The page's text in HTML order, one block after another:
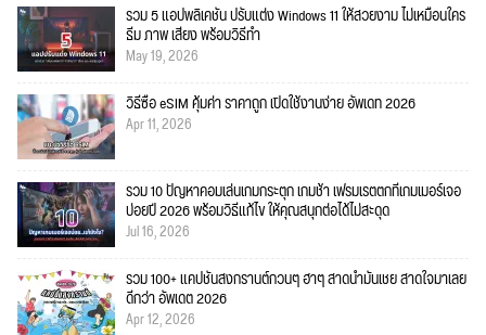
รวม 5 แอปพลิเคชัน ปรับแต่ง Windows 11 ให้สวยงาม ไม่เหมือนใคร
ธีม ภาพ เสียง พร้อมวิธีทำ
May 19, 2026
วิธีซื้อ eSIM คุ้มค่า ราคาถูก เปิดใช้งานง่าย อัพเดท 2026
Apr 11, 2026
รวม 10 ปัญหาคอมเล่นเกมกระตุก เกมช้า เฟรมเรตตกที่เกมเมอร์เจอ
บ่อยปี 2026 พร้อมวิธีแก้ไข ให้คุณสนุกต่อได้ไม่สะดุด
Jul 16, 2026
รวม 100+ แคปชั่นสงกรานต์กวนๆ ฮาๆ สาดน้ำมันเชย สาดใจมาเลย
ดีกว่า อัพเดต 2026
Apr 12, 2026